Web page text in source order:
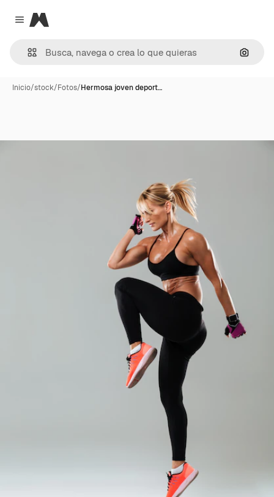
Close menu
Magnific
Inicio/stock/Fotos/Hermosa joven deport…